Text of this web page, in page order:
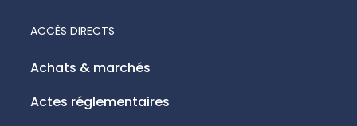
ACCÈS DIRECTS
Achats & marchés
Actes réglementaires